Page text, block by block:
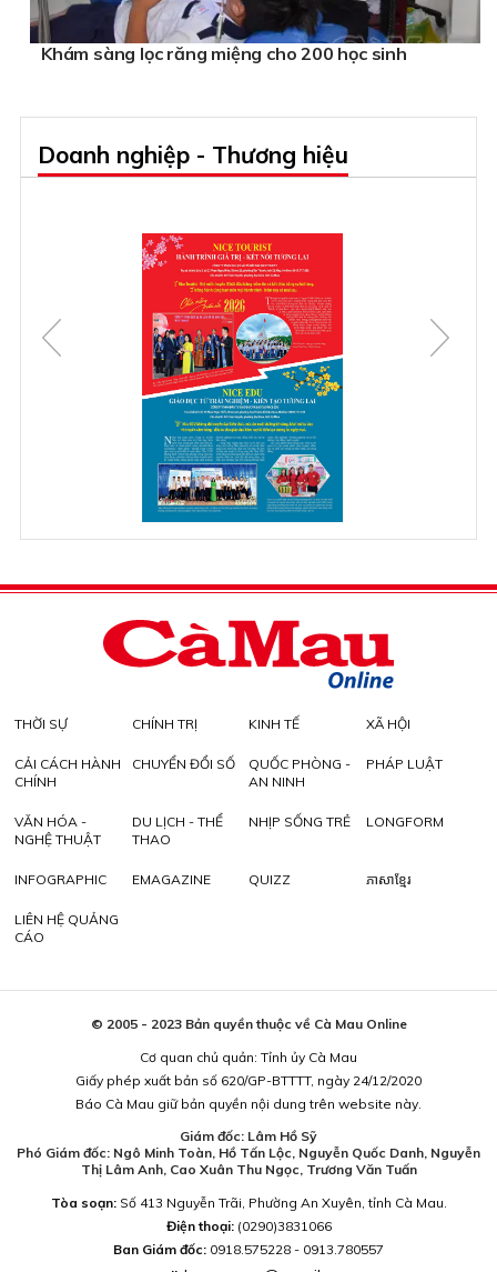
Khám sàng lọc răng miệng cho 200 học sinh
Doanh nghiệp - Thương hiệu
THỜI SỰ CHÍNH TRỊ KINH TẾ XÃ HỘI
CẢI CÁCH HÀNH
CHÍNH
CHUYỂN ĐỔI SỐ
QUỐC PHÒNG -
AN NINH
PHÁP LUẬT
VĂN HÓA -
NGHỆ THUẬT
DU LỊCH - THỂ
THAO
NHỊP SỐNG TRẺ LONGFORM
INFOGRAPHIC EMAGAZINE QUIZZ ភាសាខ្មែរ
LIÊN HỆ QUẢNG
CÁO
© 2005 - 2023 Bản quyền thuộc về Cà Mau Online
Cơ quan chủ quản: Tỉnh ủy Cà Mau
Giấy phép xuất bản số 620/GP-BTTTT, ngày 24/12/2020
Báo Cà Mau giữ bản quyền nội dung trên website này.
Giám đốc: Lâm Hồ Sỹ
Phó Giám đốc: Ngô Minh Toàn, Hồ Tấn Lộc, Nguyễn Quốc Danh, Nguyễn
Thị Lâm Anh, Cao Xuân Thu Ngọc, Trương Văn Tuấn
Tòa soạn:Số 413 Nguyễn Trãi, Phường An Xuyên, tỉnh Cà Mau.
Điện thoại: (0290)3831066
Ban Giám đốc: 0918.575228 - 0913.780557